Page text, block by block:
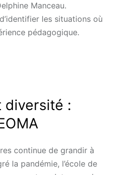
Manceau.
les situations où
pédagogique.
diversité :
continue de grandir à
la pandémie, l’école de